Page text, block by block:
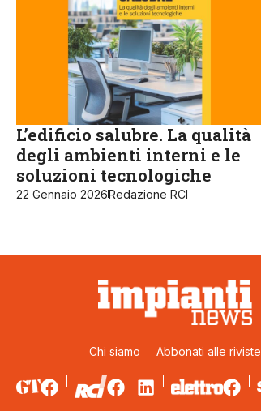
L’edificio salubre. La qualità
degli ambienti interni e le
soluzioni tecnologiche
22 Gennaio 2026Redazione RCI
Chi siamo Abbonati alle riviste